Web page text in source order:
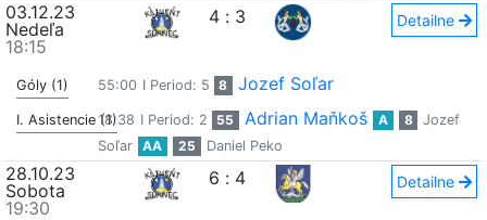
03.12.23
Nedeľa
18:15
4 : 3 Detailne
Góly (1) 55:00 I Period: 5 8 Jozef Soľar
I. Asistencie (1)18:38 I Period: 2 55 Adrian Maňkoš A 8
Jozef
Soľar
AA 25 Daniel Peko
28.10.23
Sobota
19:30
6 : 4 Detailne